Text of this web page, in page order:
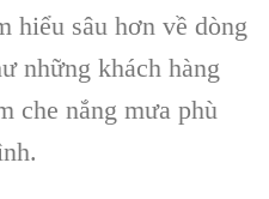
hiểu sâu hơn về dòng
những khách hàng
che nắng mưa phù